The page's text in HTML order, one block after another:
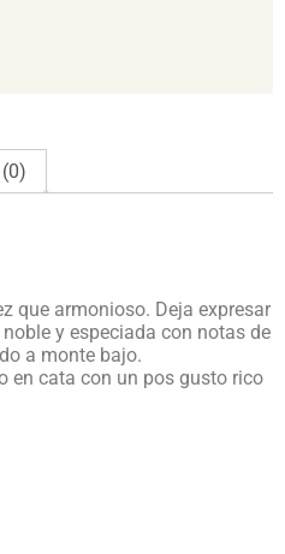
que armonioso. Deja expresar
y especiada con notas de
a monte bajo.
en cata con un pos gusto rico